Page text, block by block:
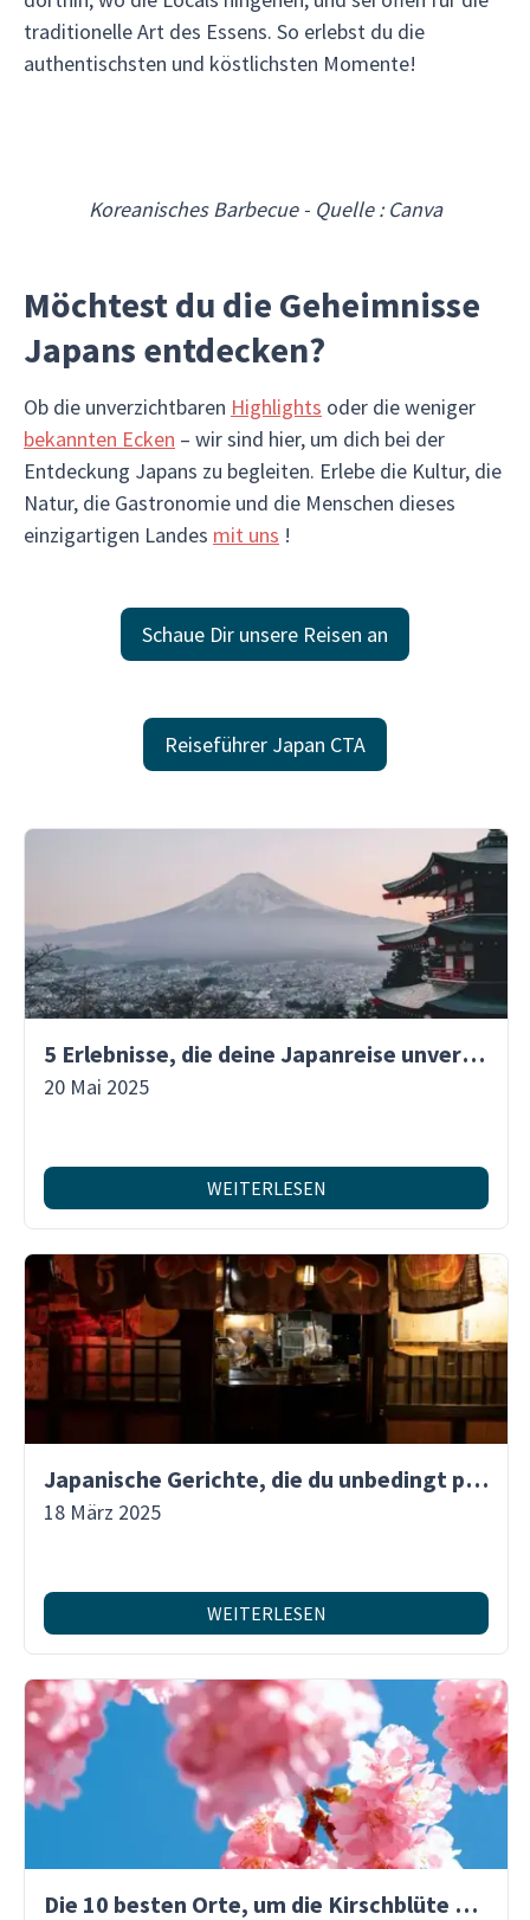
traditionelle Art des Essens. So erlebst du die
authentischsten und köstlichsten Momente!
Koreanisches Barbecue - Quelle : Canva
Möchtest du die Geheimnisse
Japans entdecken?
Ob die unverzichtbaren Highlights oder die weniger
bekannten Ecken – wir sind hier, um dich bei der
Entdeckung Japans zu begleiten. Erlebe die Kultur, die
Natur, die Gastronomie und die Menschen dieses
einzigartigen Landes mit uns !
Schaue Dir unsere Reisen an
Reiseführer Japan CTA
5 Erlebnisse, die deine Japanreise unvergesslich machen
20 Mai 2025
WEITERLESEN
Japanische Gerichte, die du unbedingt probieren solltest
18 März 2025
WEITERLESEN
Die 10 besten Orte, um die Kirschblüte zu erleben